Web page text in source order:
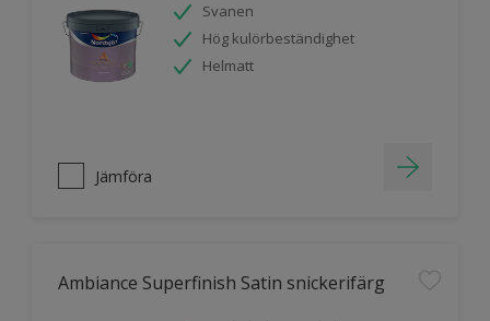
Svanen
Hög kulörbeständighet
Helmatt
Jämföra
Ambiance Superfinish Satin snickerifärg